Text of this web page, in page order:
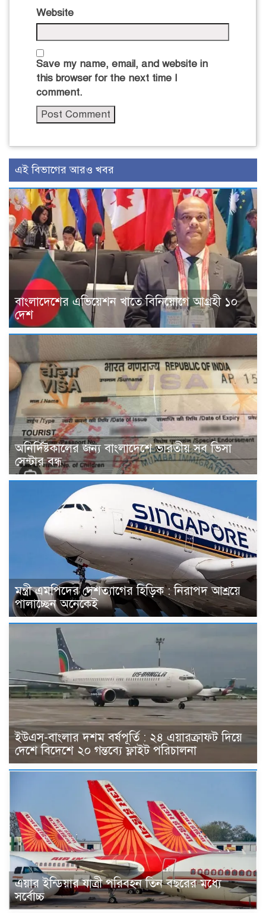
Website
Save my name, email, and website in
this browser for the next time I
comment.
এই বিভাগের আরও খবর
বাংলাদেশের এভিয়েশন খাতে বিনিয়োগে আগ্রহী ১০
দেশ
অনির্দিষ্টকালের জন্য বাংলাদেশে ভারতীয় সব ভিসা
সেন্টার বন্ধ
মন্ত্রী এমপিদের দেশত্যাগের হিড়িক : নিরাপদ আশ্রয়ে
পালাচ্ছেন অনেকেই
ইউএস-বাংলার দশম বর্ষপূর্তি : ২৪ এয়ারক্রাফট দিয়ে
দেশে বিদেশে ২০ গন্তব্যে ফ্লাইট পরিচালনা
এয়ার ইন্ডিয়ার যাত্রী পরিবহন তিন বছরের মধ্যে
সর্বোচ্চ